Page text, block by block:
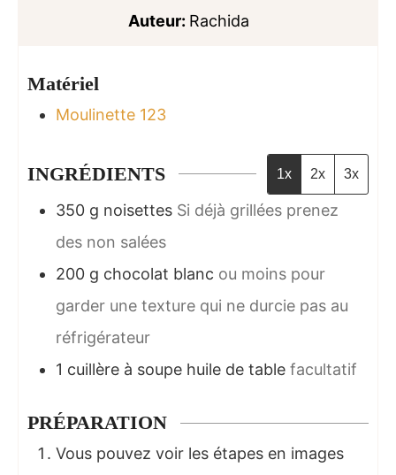
Auteur: Rachida
Matériel
Moulinette 123
INGRÉDIENTS 1x 2x 3x
350 g noisettes Si déjà grillées prenez
des non salées
200 g chocolat blanc ou moins pour
garder une texture qui ne durcie pas au
réfrigérateur
1 cuillère à soupe huile de table facultatif
PRÉPARATION
Vous pouvez voir les étapes en images